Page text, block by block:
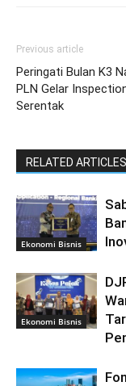
Previous article
Peringati Bulan K3
PLN Gelar
Serentak
RELATED ARTICLES
Ekonomi Bisnis
Ekonomi Bisnis